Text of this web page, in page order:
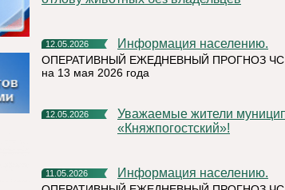
12.05.2026 Информация населению.
ОПЕРАТИВНЫЙ ЕЖЕДНЕВНЫЙ ПРОГНОЗ ЧС
на 13 мая 2026 года
12.05.2026
Уважаемые жители муниципального округа
«Княжпогостский»!
11.05.2026 Информация населению.